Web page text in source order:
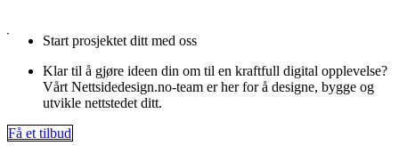
Start prosjektet ditt med oss
Klar til å gjøre ideen din om til en kraftfull digital opplevelse?
Vårt Nettsidedesign.no-team er her for å designe, bygge og
utvikle nettstedet ditt.
Få et tilbud